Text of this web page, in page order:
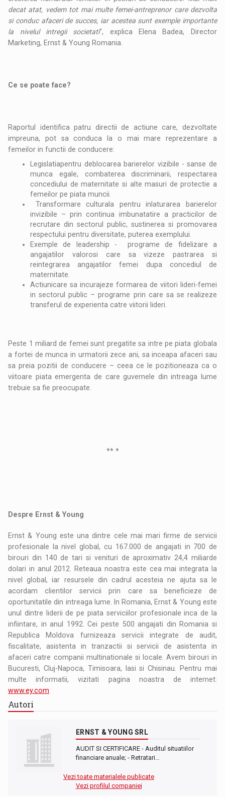
decat atat, vedem tot mai multe femei-antreprenor care dezvolta
si conduc afaceri de succes, iar acestea sunt exemple importante
la nivelul intregii societati”, explica Elena Badea, Director
Marketing, Ernst & Young Romania.
Ce se poate face?
Raportul identifica patru directii de actiune care, dezvoltate
impreuna, pot sa conduca la o mai mare reprezentare a
femeilor in functii de conducere:
Legislatiapentru deblocarea barierelor vizibile - sanse de
munca egale, combaterea discriminarii, respectarea
concediului de maternitate si alte masuri de protectie a
femeilor pe piata muncii.
Transformare culturala pentru inlaturarea barierelor
invizibile – prin continua imbunatatire a practicilor de
recrutare din sectorul public, sustinerea si promovarea
respectului pentru diversitate, puterea exemplului.
Exemple de leadership - programe de fidelizare a
angajatilor valorosi care sa vizeze pastrarea si
reintegrarea angajatilor femei dupa concediul de
maternitate.
Actiunicare sa incurajeze formarea de viitori lideri-femei
in sectorul public – programe prin care sa se realizeze
transferul de experienta catre viitorii lideri.
Peste 1 miliard de femei sunt pregatite sa intre pe piata globala
a fortei de munca in urmatorii zece ani, sa inceapa afaceri sau
sa preia pozitii de conducere – ceea ce le pozitioneaza ca o
viitoare piata emergenta de care guvernele din intreaga lume
trebuie sa fie preocupate.
** *
Despre Ernst & Young
Ernst & Young este una dintre cele mai mari firme de servicii
profesionale la nivel global, cu 167.000 de angajati in 700 de
birouri din 140 de tari si venituri de aproximativ 24,4 miliarde
dolari in anul 2012. Reteaua noastra este cea mai integrata la
nivel global, iar resursele din cadrul acesteia ne ajuta sa le
acordam clientilor servicii prin care sa beneficieze de
oportunitatile din intreaga lume. In Romania, Ernst & Young este
unul dintre liderii de pe piata serviciilor profesionale inca de la
infiintare, in anul 1992. Cei peste 500 angajati din Romania si
Republica Moldova furnizeaza servicii integrate de audit,
fiscalitate, asistenta in tranzactii si servicii de asistenta in
afaceri catre companii multinationale si locale. Avem birouri in
Bucuresti, Cluj-Napoca, Timisoara, Iasi si Chisinau. Pentru mai
multe informatii, vizitati pagina noastra de internet:
www.ey.com
Autori
ERNST & YOUNG SRL
AUDIT SI CERTIFICARE - Auditul situatiilor
financiare anuale; - Retratari…
Vezi toate materialele publicate
Vezi profilul companiei